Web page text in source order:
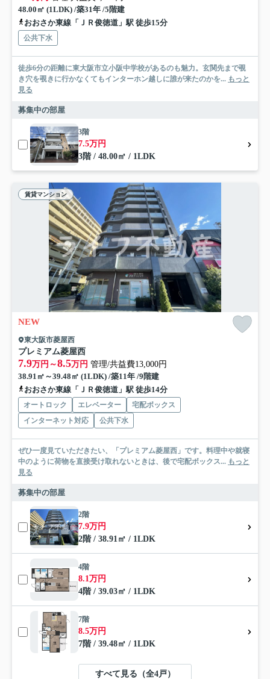
48.00㎡ (1LDK) /築31年 /5階建
おおさか東線「ＪＲ俊徳道」駅 徒歩15分
公共下水
徒歩6分の距離に東大阪市立小阪中学校があるのも魅力。玄関先まで覗
き穴を覗きに行かなくてもインターホン越しに誰が来たのかを... もっと
見る
募集中の部屋
3階
7.5万円
3階 / 48.00㎡ / 1LDK
賃貸マンション
NEW
東大阪市菱屋西
プレミアム菱屋西
7.9万円～8.5万円 管理/共益費13,000円
38.91㎡～39.48㎡ (1LDK) /築11年 /9階建
おおさか東線「ＪＲ俊徳道」駅 徒歩14分
オートロック エレベーター
宅配ボックス
インターネット対応
公共下水
ぜひ一度見ていただきたい、「プレミアム菱屋西」です。料理中や就寝
中のように荷物を直接受け取れないときは、後で宅配ボックス... もっと
見る
募集中の部屋
2階
7.9万円
2階 / 38.91㎡ / 1LDK
4階
8.1万円
4階 / 39.03㎡ / 1LDK
7階
8.5万円
7階 / 39.48㎡ / 1LDK
すべて見る（全4戸）